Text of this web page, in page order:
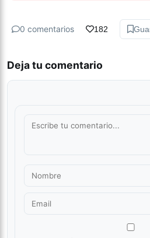
0 comentarios 182
Deja tu comentario